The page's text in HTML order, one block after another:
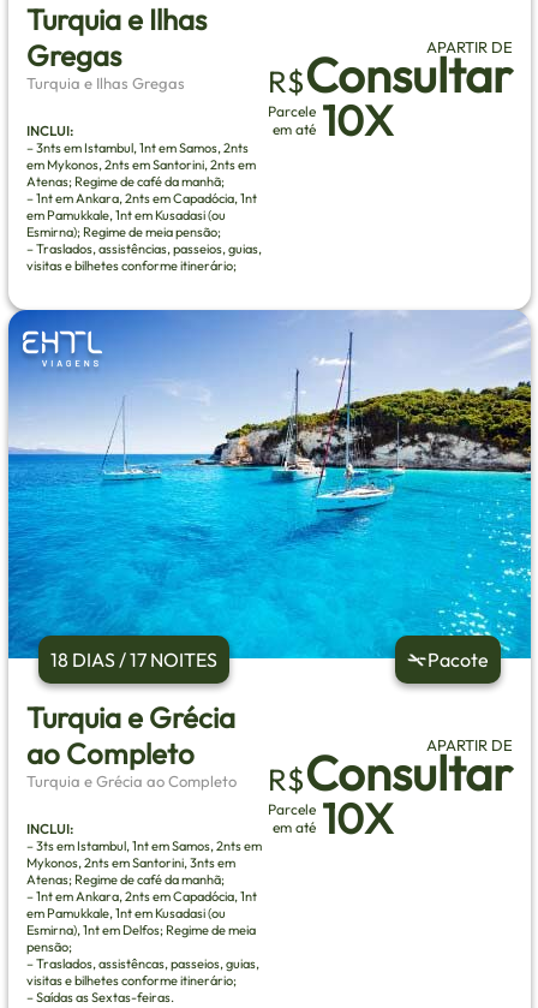
Turquia e Ilhas
Gregas
Turquia e Ilhas Gregas
INCLUI:
– 3nts em Istambul, 1nt em Samos, 2nts
em Mykonos, 2nts em Santorini, 2nts em
Atenas; Regime de café da manhã;
– 1nt em Ankara, 2nts em Capadócia, 1nt
em Pamukkale, 1nt em Kusadasi (ou
Esmirna); Regime de meia pensão;
– Traslados, assistências, passeios, guias,
visitas e bilhetes conforme itinerário;
APARTIR DE
R$Consultar
Parcele
em até 10X
18 DIAS / 17 NOITES Pacote
Turquia e Grécia
ao Completo
Turquia e Grécia ao Completo
INCLUI:
– 3ts em Istambul, 1nt em Samos, 2nts em
Mykonos, 2nts em Santorini, 3nts em
Atenas; Regime de café da manhã;
– 1nt em Ankara, 2nts em Capadócia, 1nt
em Pamukkale, 1nt em Kusadasi (ou
Esmirna), 1nt em Delfos; Regime de meia
pensão;
– Traslados, assistêncas, passeios, guias,
visitas e bilhetes conforme itinerário;
– Saídas as Sextas-feiras.
APARTIR DE
R$Consultar
Parcele
em até 10X